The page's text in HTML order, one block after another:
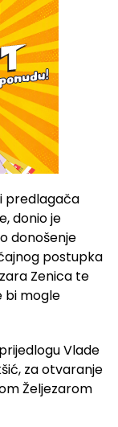
predlagača
donio je
donošenje
postupka
Zenica te
bi mogle
Vlade
za otvaranje
Željezarom